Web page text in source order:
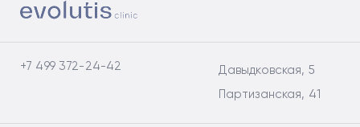
+7 499 372-24-42
Давыдковская, 5
Партизанская, 41